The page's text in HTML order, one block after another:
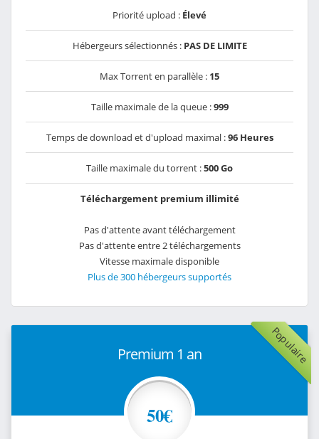
Priorité upload : Élevé
Hébergeurs sélectionnés : PAS DE LIMITE
Max Torrent en parallèle : 15
Taille maximale de la queue :999
Temps de download et d'upload maximal :96 Heures
Taille maximale du torrent :500 Go
Téléchargement premium illimité
Pas d'attente avant téléchargement
Pas d'attente entre 2 téléchargements
Vitesse maximale disponible
Plus de 300 hébergeurs supportés
Populaire
Premium 1 an
50€